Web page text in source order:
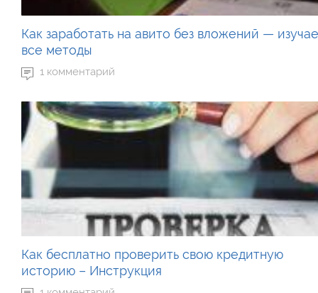
Как заработать на авито без вложений —
все методы
1 комментарий
Как бесплатно проверить свою кредитную
историю – Инструкция